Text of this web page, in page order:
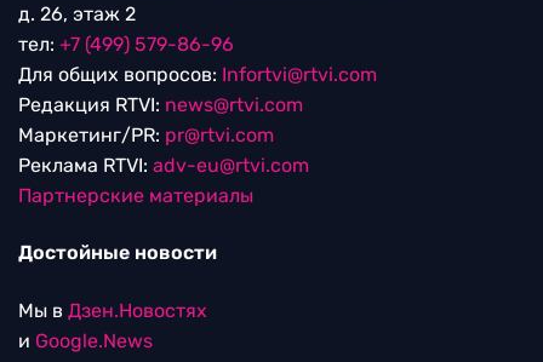
д. 26, этаж 2
тел: +7 (499) 579-86-96
Для общих вопросов: Infortvi@rtvi.com
Редакция RTVI: news@rtvi.com
Маркетинг/PR: pr@rtvi.com
Реклама RTVI: adv-eu@rtvi.com
Партнерские материалы
Достойные новости
Мы в Дзен.Новостях
и Google.News